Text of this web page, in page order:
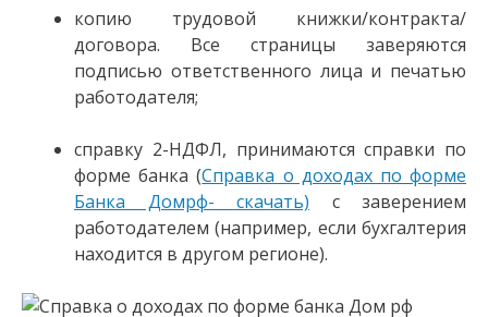
копию трудовой книжки/контракта/
договора. Все страницы заверяются
подписью ответственного лица и печатью
работодателя;
справку 2-НДФЛ, принимаются справки по
форме банка (Справка о доходах по форме
Банка Домрф- скачать) с заверением
работодателем (например, если бухгалтерия
находится в другом регионе).